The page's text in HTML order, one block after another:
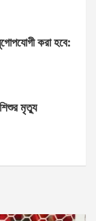
করা হবে:
মৃত্যু